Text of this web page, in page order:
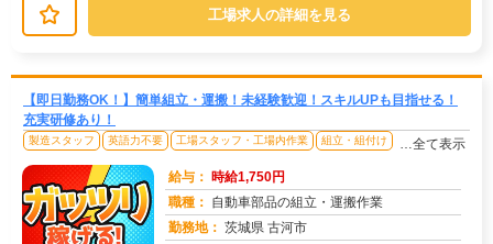
工場求人の詳細を見る
【即日勤務OK！】簡単組立・運搬！未経験歓迎！スキルUPも目指せる！
充実研修あり！
製造スタッフ 英語力不要 工場スタッフ・工場内作業 組立・組付け …全て表示
給与： 時給1,750円
職種： 自動車部品の組立・運搬作業
勤務地： 茨城県 古河市